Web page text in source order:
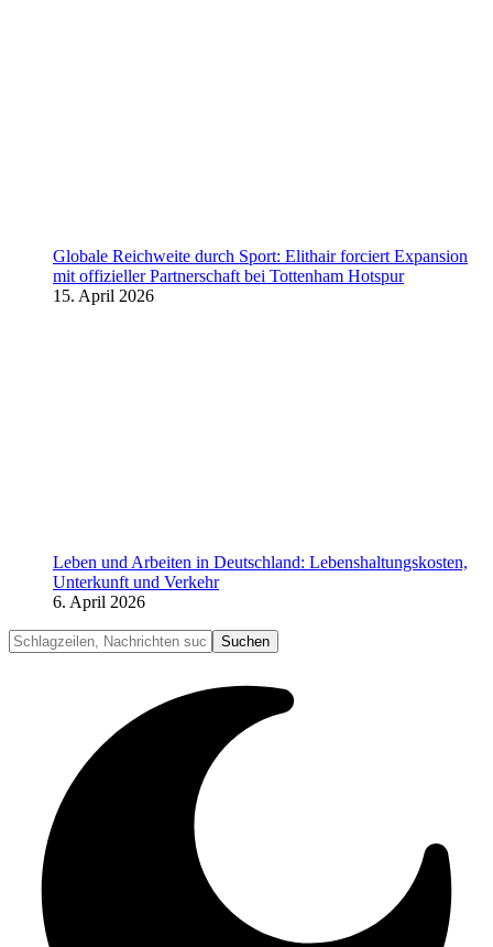
Globale Reichweite durch Sport: Elithair forciert Expansion
mit offizieller Partnerschaft bei Tottenham Hotspur
15. April 2026
Leben und Arbeiten in Deutschland: Lebenshaltungskosten,
Unterkunft und Verkehr
6. April 2026